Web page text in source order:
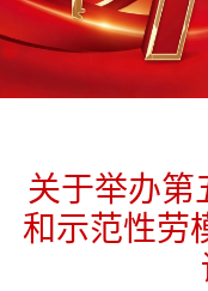
政策法规
杂志
团体标准
关于举办第
和示范性劳